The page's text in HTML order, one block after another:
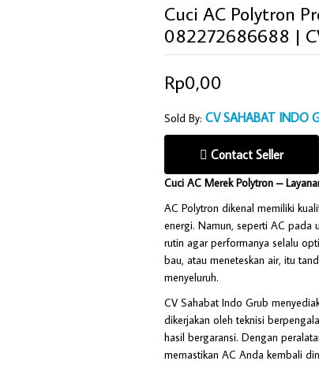
Cuci AC Polytron
082272686688 |
Rp0,00
Sold By: CV SAHABAT INDO
Contact Seller
Cuci AC Merek Polytron –
AC Polytron dikenal memiliki
energi. Namun, seperti AC pada
rutin agar performanya selalu
bau, atau meneteskan air, itu
menyeluruh.
CV Sahabat Indo Grub
dikerjakan oleh teknisi
hasil bergaransi. Dengan
memastikan AC Anda kembali